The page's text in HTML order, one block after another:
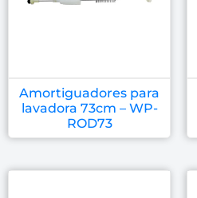
Amortiguadores para
lavadora 73cm – WP-
ROD73